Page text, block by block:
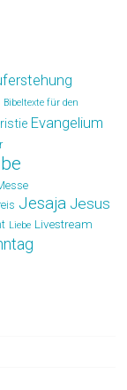
Bibeltexte für den
Evangelium
Jesaja Jesus
Liebe Livestream